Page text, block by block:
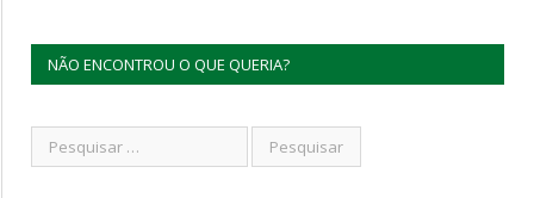
NÃO ENCONTROU O QUE QUERIA?